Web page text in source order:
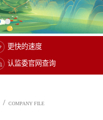
更快的速度
认监委官网查询
/ COMPANY FILE